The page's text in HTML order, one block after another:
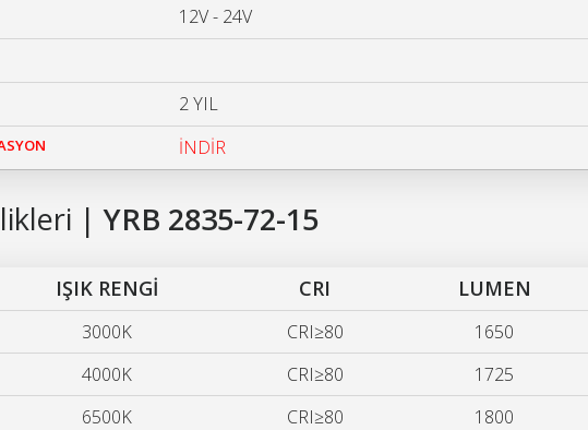
12V - 24V
2 YIL
İNDİR
| YRB 2835-72-15
IŞIK RENGİ CRI LUMEN
3000K CRI≥80 1650
4000K CRI≥80 1725
6500K CRI≥80 1800